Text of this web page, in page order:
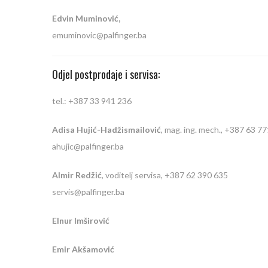
Edvin Muminović,
emuminovic@palfinger.ba
Odjel postprodaje i servisa:
tel.: +387 33 941 236
Adisa Hujić-Hadžismailović, mag. ing. mech., +387 63
ahujic@palfinger.ba
Almir Redžić, voditelj servisa, +387 62 390 635
servis@palfinger.ba
Elnur Imširović
Emir Akšamović